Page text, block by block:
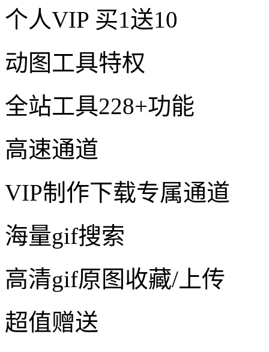
个人VIP 买1送10
动图工具特权
全站工具228+功能
高速通道
VIP制作下载专属通道
海量gif搜索
高清gif原图收藏/上传
超值赠送